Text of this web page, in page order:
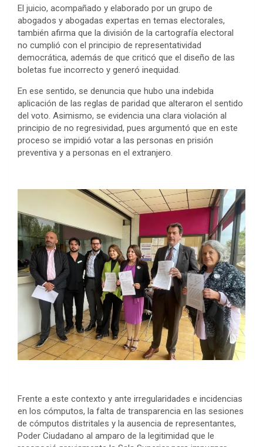
El juicio, acompañado y elaborado por un grupo de
abogados y abogadas expertas en temas electorales,
también afirma que la división de la cartografía electoral
no cumplió con el principio de representatividad
democrática, además de que criticó que el diseño de las
boletas fue incorrecto y generó inequidad.
En ese sentido, se denuncia que hubo una indebida
aplicación de las reglas de paridad que alteraron el sentido
del voto. Asimismo, se evidencia una clara violación al
principio de no regresividad, pues argumentó que en este
proceso se impidió votar a las personas en prisión
preventiva y a personas en el extranjero.
Frente a este contexto y ante irregularidades e incidencias
en los cómputos, la falta de transparencia en las sesiones
de cómputos distritales y la ausencia de representantes,
Poder Ciudadano al amparo de la legitimidad que le